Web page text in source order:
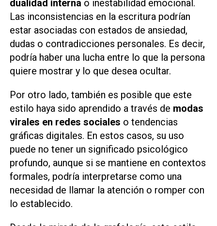
dualidad interna o inestabilidad emocional.
Las inconsistencias en la escritura podrían
estar asociadas con estados de ansiedad,
dudas o contradicciones personales. Es decir,
podría haber una lucha entre lo que la persona
quiere mostrar y lo que desea ocultar.
Por otro lado, también es posible que este
estilo haya sido aprendido a través de modas
virales en redes sociales o tendencias
gráficas digitales. En estos casos, su uso
puede no tener un significado psicológico
profundo, aunque si se mantiene en contextos
formales, podría interpretarse como una
necesidad de llamar la atención o romper con
lo establecido.